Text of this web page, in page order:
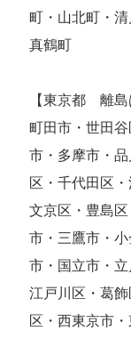
町・山北町・
真鶴町
【東京都 離島
町田市・世田
市・多摩市・
区・千代田区
文京区・豊島
市・三鷹市・
市・国立市・
江戸川区・葛
区・西東京市